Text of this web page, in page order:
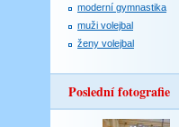
moderní gymnastika
muži volejbal
ženy volejbal
Poslední fotografie